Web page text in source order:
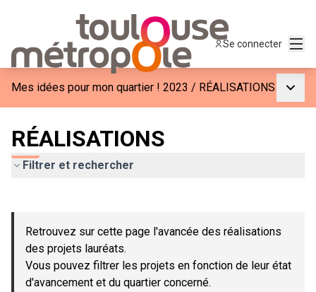
Se connecter
Mes idées pour mon quartier ! 2023 / RÉALISATIONS
RÉALISATIONS
Filtrer et rechercher
−
Retrouvez sur cette page l'avancée des réalisations
des projets lauréats.
Vous pouvez filtrer les projets en fonction de leur état
d'avancement et du quartier concerné.